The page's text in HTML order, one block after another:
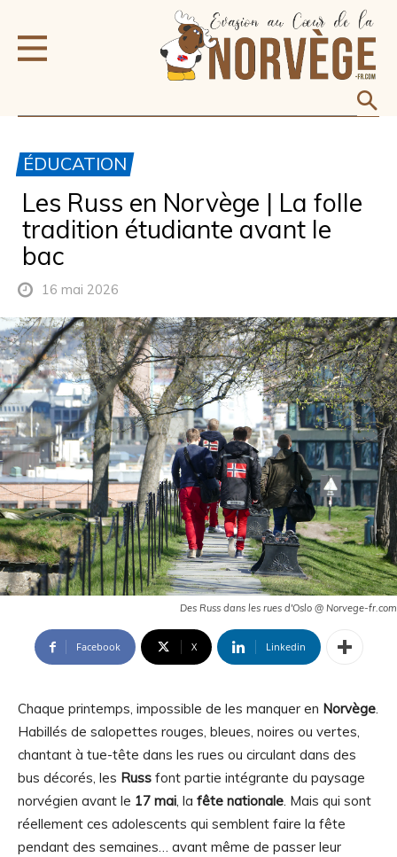
ÉDUCATION
Les Russ en Norvège | La folle
tradition étudiante avant le
bac
16 mai 2026
Des Russ dans les rues d'Oslo @ Norvege-fr.com
Facebook X Linkedin
Chaque printemps, impossible de les manquer en Norvège.
Habillés de salopettes rouges, bleues, noires ou vertes,
chantant à tue-tête dans les rues ou circulant dans des
bus décorés, les Russ font partie intégrante du paysage
norvégien avant le 17 mai, la fête nationale. Mais qui sont
réellement ces adolescents qui semblent faire la fête
pendant des semaines… avant même de passer leur